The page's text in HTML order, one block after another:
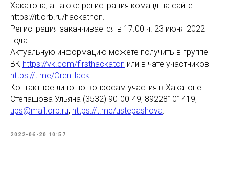
Хакатона, а также регистрация команд на сайте
https://it.orb.ru/hackathon.
Регистрация заканчивается в 17.00 ч. 23 июня 2022
года.
Актуальную информацию можете получить в группе
ВК https://vk.com/firsthackaton или в чате участников
https://t.me/OrenHack.
Контактное лицо по вопросам участия в Хакатоне:
Степашова Ульяна (3532) 90-00-49, 89228101419,
ups@mail.orb.ru, https://t.me/ustepashova.
2022-06-20 10:57